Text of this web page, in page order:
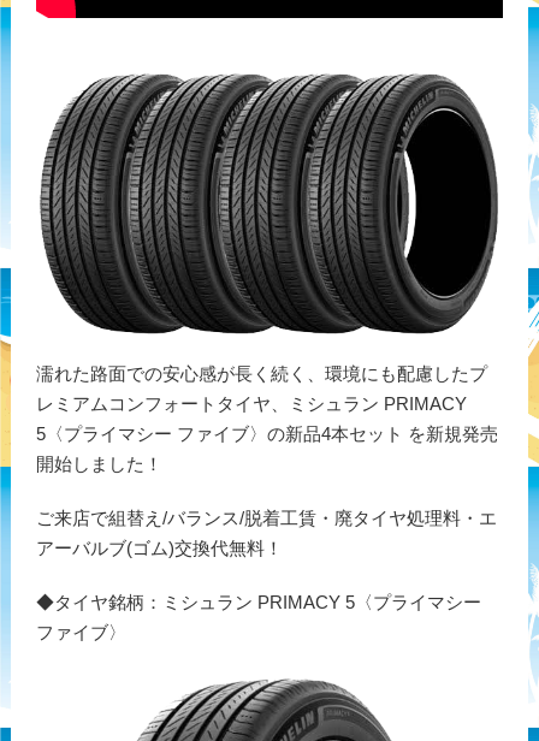
濡れた路面での安心感が長く続く、環境にも配慮したプ
レミアムコンフォートタイヤ、ミシュラン PRIMACY
5〈プライマシー ファイブ〉の新品4本セット を新規発売
開始しました！
ご来店で組替え/バランス/脱着工賃・廃タイヤ処理料・エ
アーバルブ(ゴム)交換代無料！
◆タイヤ銘柄：ミシュラン PRIMACY 5〈プライマシー
ファイブ〉